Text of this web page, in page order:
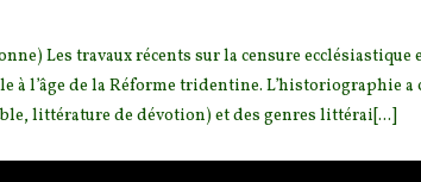
Les travaux récents sur la censure ecclésiastique
à l’âge de la Réforme tridentine. L’historiographie
littérature de dévotion) et des genres littérai[...]